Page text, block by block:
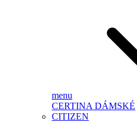
menu
CERTINA DÁMSKÉ
CITIZEN